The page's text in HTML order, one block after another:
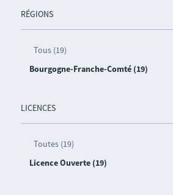
RÉGIONS
Tous (19)
Bourgogne-Franche-Comté (19)
LICENCES
Toutes (19)
Licence Ouverte (19)